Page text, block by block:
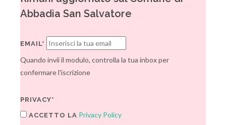
Abbadia San Salvatore
EMAIL*
Quando invii il modulo, controlla la tua inbox per
confermare l'iscrizione
PRIVACY*
ACCETTO LA Privacy Policy